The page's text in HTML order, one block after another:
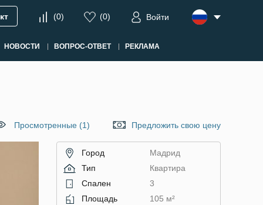
(0) (0) Войти
НОВОСТИ ВОПРОС-ОТВЕТ РЕКЛАМА
Просмотренные (1) Предложить свою цену
Город
Мадрид
Тип
Квартира
Спален
3
Площадь
105 м²